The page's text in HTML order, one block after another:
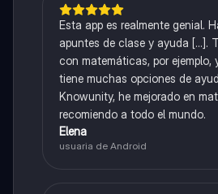
Esta app es realmente genial.
apuntes de clase y ayuda [...].
con matemáticas, por ejemplo,
tiene muchas opciones de
Knowunity, he mejorado en
recomiendo a todo el mundo.
Elena
usuaria de Android